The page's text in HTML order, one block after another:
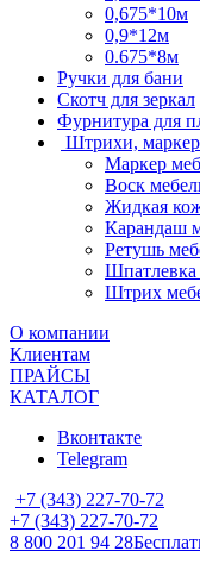
0,675*10м
0,9*12м
0.675*8м
Ручки для бани
Скотч для зеркал
Фурнитура для
Штрихи,
Маркер
Воск
Жидкая
Карандаш
Ретушь
Шпатлевка
Штрих
О компании
Клиентам
ПРАЙСЫ
КАТАЛОГ
Вконтакте
Telegram
+7 (343) 227-70-72
+7 (343) 227-70-72
8 800 201 94 28